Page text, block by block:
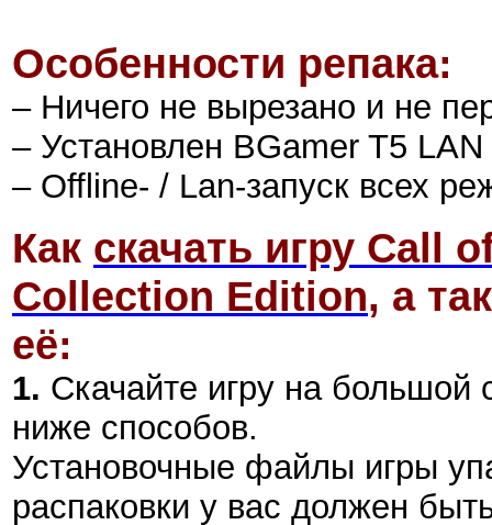
Особенности репака:
– Ничего не вырезано и не
– Установлен BGamer T5
– Offline- / Lan-запуск всех
Как скачать игру Call
Collection Edition, а
её:
1. Скачайте игру на большой
ниже способов.
Установочные файлы игры
распаковки у вас должен